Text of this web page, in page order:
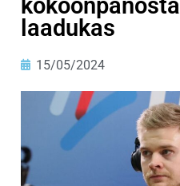
laadukas
15/05/2024